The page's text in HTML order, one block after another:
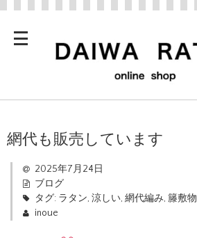
網代も販売しています
2025年7月24日
ブログ
タグ: ラタン, 涼しい, 網代編み, 籐敷物
inoue